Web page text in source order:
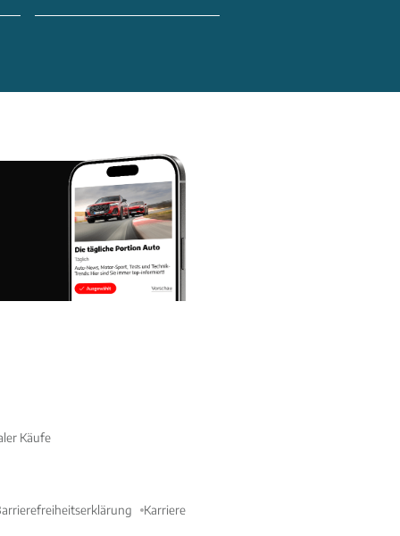
Käufe
Karriere